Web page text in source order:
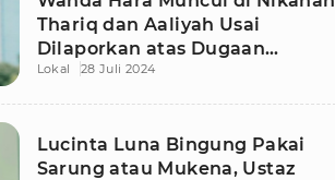
Thariq dan Aaliyah Usai
Dilaporkan atas Dugaan
Penistaan Agama
Lokal 28 Juli 2024
Lucinta Luna Bingung Pakai
Sarung atau Mukena, Ustaz